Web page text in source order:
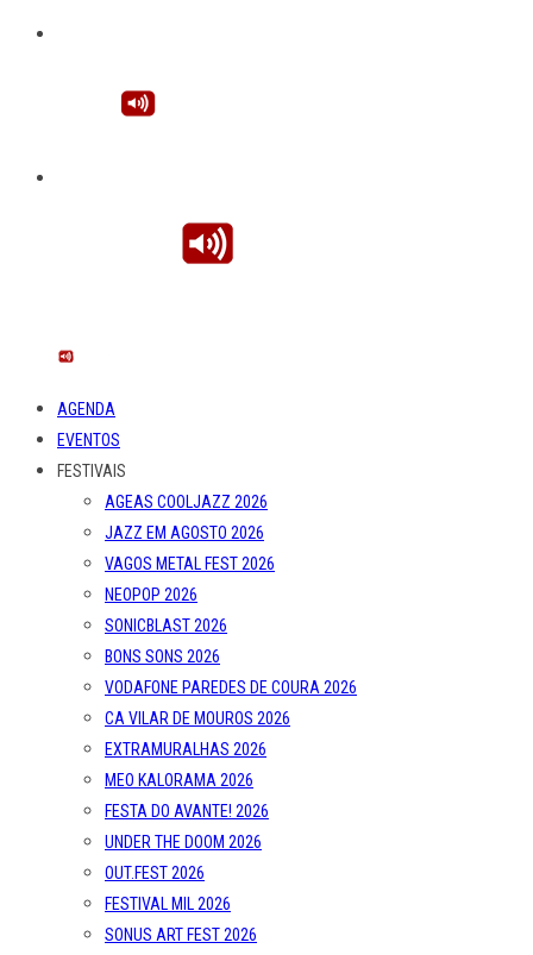
AGENDA
EVENTOS
FESTIVAIS
AGEAS COOLJAZZ 2026
JAZZ EM AGOSTO 2026
VAGOS METAL FEST 2026
NEOPOP 2026
SONICBLAST 2026
BONS SONS 2026
VODAFONE PAREDES DE COURA 2026
CA VILAR DE MOUROS 2026
EXTRAMURALHAS 2026
MEO KALORAMA 2026
FESTA DO AVANTE! 2026
UNDER THE DOOM 2026
OUT.FEST 2026
FESTIVAL MIL 2026
SONUS ART FEST 2026